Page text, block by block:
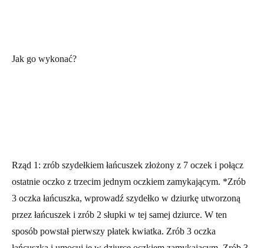
Rząd 1: zrób szydełkiem łańcuszek złożony z 7 oczek i połącz
ostatnie oczko z trzecim jednym oczkiem zamykającym. *Zrób
3 oczka łańcuszka, wprowadź szydełko w dziurkę utworzoną
przez łańcuszek i zrób 2 słupki w tej samej dziurce. W ten